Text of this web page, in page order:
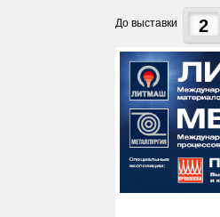
До выставки 2